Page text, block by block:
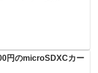
円のmicroSDXCカー